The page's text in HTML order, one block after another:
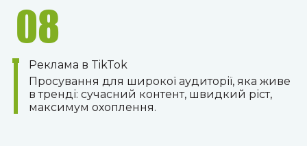
Реклама в TikTok
Просування для широкої аудиторії, яка живе
в тренді: сучасний контент, швидкий ріст,
максимум охоплення.
08